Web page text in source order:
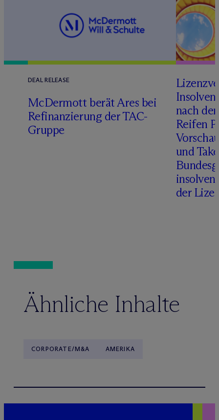
DEAL RELEASE
McDermott berät Ares bei
Refinanzierung der TAC-
Gruppe
nach
Reifen
und
der
Ähnliche Inhalte
CORPORATE/M&A AMERIKA